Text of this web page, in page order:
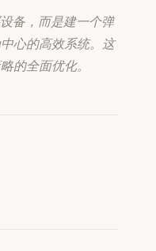
备，而是建一个弹
心的高效系统。这
的全面优化。